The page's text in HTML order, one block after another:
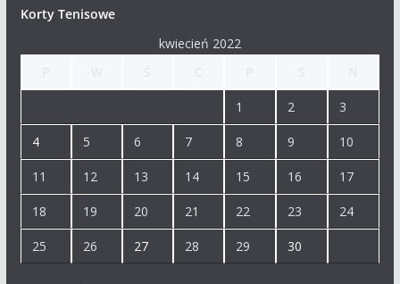
Korty Tenisowe
kwiecień 2022
1 2 3
4 5 6 7 8 9 10
11 12 13 14 15 16 17
18 19 20 21 22 23 24
25 26 27 28 29 30